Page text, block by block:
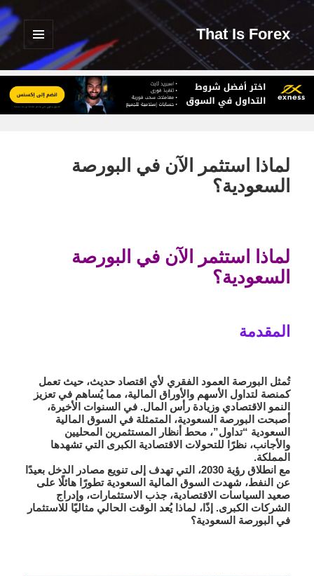
That Is Forex
القائمة
والودجات
لماذا استثمر الآن في البورصة
السعودية؟
لماذا استثمر الآن في البورصة
السعودية؟
المقدمة
تُمثل البورصة العمود الفقري لأي اقتصاد حديث، حيث تعمل
كمنصة لتداول الأسهم والأوراق المالية، مما يُساهم في تعزيز
النمو الاقتصادي وزيادة رأس المال. في السنوات الأخيرة،
أصبحت البورصة السعودية، المتمثلة في السوق المالية
السعودية “تداول”، محط أنظار المستثمرين المحليين
والأجانب، نظرًا للتحولات الاقتصادية الكبرى التي تشهدها
المملكة.
مع انطلاق رؤية 2030، التي تهدف إلى تنويع مصادر الدخل بعيدًا
عن النفط، شهدت السوق المالية السعودية تطورًا هائلًا على
صعيد السياسات الاقتصادية، جذب الاستثمارات، وإدراج
الشركات الكبرى. إذًا، لماذا يُعد الوقت الحالي مثاليًا للاستثمار
في البورصة السعودية؟